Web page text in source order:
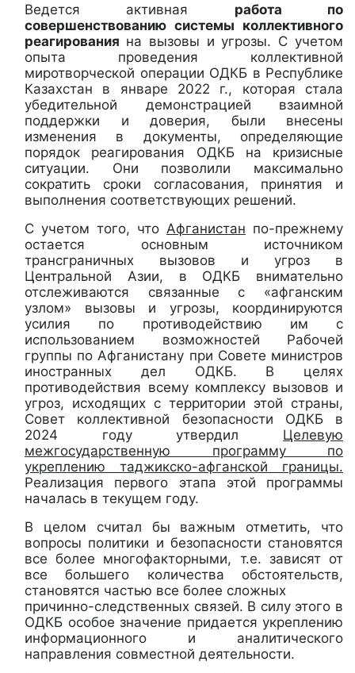
Ведется активная работа по
совершенствованию системы коллективного
реагирования на вызовы и угрозы. С учетом
опыта проведения коллективной
миротворческой операции ОДКБ в Республике
Казахстан в январе 2022 г., которая стала
убедительной демонстрацией взаимной
поддержки и доверия, были внесены
изменения в документы, определяющие
порядок реагирования ОДКБ на кризисные
ситуации. Они позволили максимально
сократить сроки согласования, принятия и
выполнения соответствующих решений.
С учетом того, что Афганистан по-прежнему
остается основным источником
трансграничных вызовов и угроз в
Центральной Азии, в ОДКБ внимательно
отслеживаются связанные с «афганским
узлом» вызовы и угрозы, координируются
усилия по противодействию им с
использованием возможностей Рабочей
группы по Афганистану при Совете министров
иностранных дел ОДКБ. В целях
противодействия всему комплексу вызовов и
угроз, исходящих с территории этой страны,
Совет коллективной безопасности ОДКБ в
2024 году утвердил Целевую
межгосударственную программу по
укреплению таджикско-афганской границы.
Реализация первого этапа этой программы
началась в текущем году.
В целом считал бы важным отметить, что
вопросы политики и безопасности становятся
все более многофакторными, т.е. зависят от
все большего количества обстоятельств,
становятся частью все более сложных
причинно-следственных связей. В силу этого в
ОДКБ особое значение придается укреплению
информационного и аналитического
направления совместной деятельности.